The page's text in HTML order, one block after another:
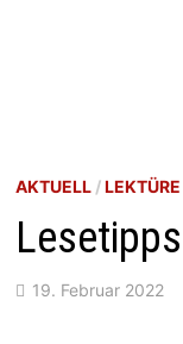
AKTUELL/LEKTÜRE
19. Februar 2022